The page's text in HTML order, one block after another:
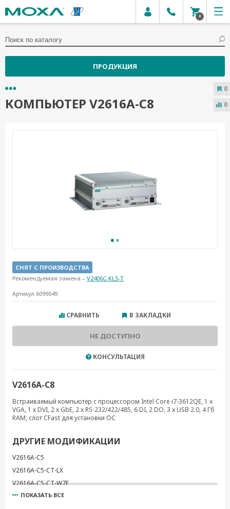
0
ПРОДУКЦИЯ
КОМПЬЮТЕР V2616A-C8
СНЯТ С ПРОИЗВОДСТВА
Рекомендуемая замена – V2406C-KL5-T
Артикул 6099049
СРАВНИТЬ В ЗАКЛАДКИ
НЕ ДОСТУПНО
КОНСУЛЬТАЦИЯ
V2616A-C8
Встраиваемый компьютер с процессором Intel Core i7-3612QE, 1 x
VGA, 1 x DVI, 2 x GbE, 2 x RS-232/422/485, 6 DI, 2 DO, 3 x USB 2.0, 4 Гб
RAM, слот CFast для установки ОС
ДРУГИЕ МОДИФИКАЦИИ
V2616A-C5
V2616A-C5-CT-LX
V2616A-C5-CT-W7E
V2616A-C5-LX
ПОКАЗАТЬ ВСЕ
0
0